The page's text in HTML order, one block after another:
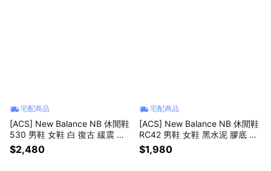
宅配商品
[ACS] New Balance NB 休閒鞋
530 男鞋 女鞋 白 復古 緩震 紐
巴倫 U530KLB-D
$2,480
宅配商品
[ACS] New Balance NB 休閒鞋
RC42 男鞋 女鞋 黑水泥 膠底 復
古 URC42KS-D
$1,980